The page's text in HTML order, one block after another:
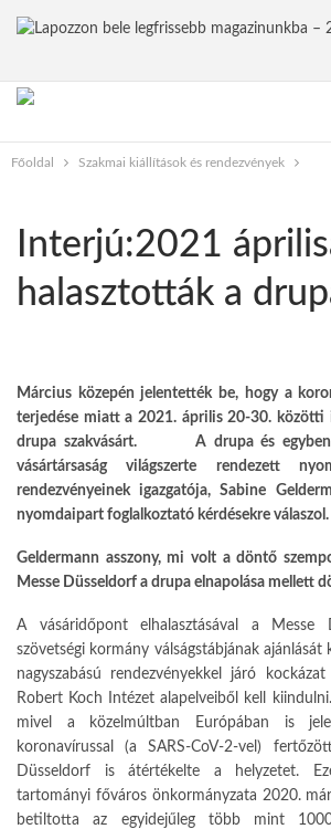
Főoldal Szakmai kiállítások és rendezvények
Interjú:2021
halasztották a
Március közepén jelentették be, hogy a
terjedése miatt a 2021. április 20-30. közötti
drupa szakvásárt. A drupa és egyben
vásártársaság világszerte rendezett
rendezvényeinek igazgatója, Sabine
nyomdaipart foglalkoztató kérdésekre válaszol.
Geldermann asszony, mi volt a döntő
Messe Düsseldorf a drupa elnapolása mellett
A vásáridőpont elhalasztásával a Messe
szövetségi kormány válságstábjának ajánlását
nagyszabású rendezvényekkel járó
Robert Koch Intézet alapelveiből kell
mivel a közelmúltban Európában is
koronavírussal (a SARS-CoV-2-vel)
Düsseldorf is átértékelte a helyzetet.
tartományi főváros önkormányzata 2020.
betiltotta az egyidejűleg több mint